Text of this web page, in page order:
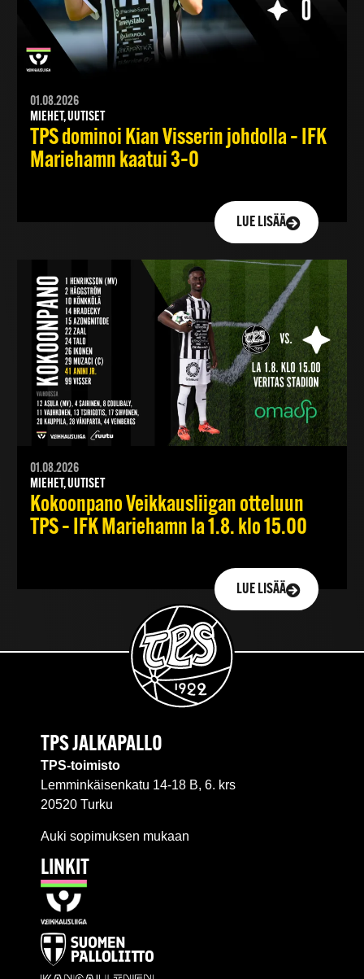
01.08.2026
MIEHET, UUTISET
TPS dominoi Kian Visserin johdolla – IFK
Mariehamn kaatui 3–0
LUE LISÄÄ
01.08.2026
MIEHET, UUTISET
Kokoonpano Veikkausliigan otteluun
TPS – IFK Mariehamn la 1.8. klo 15.00
LUE LISÄÄ
TPS JALKAPALLO
TPS-toimisto
Lemminkäisenkatu 14-18 B, 6. krs
20520 Turku
Auki sopimuksen mukaan
LINKIT